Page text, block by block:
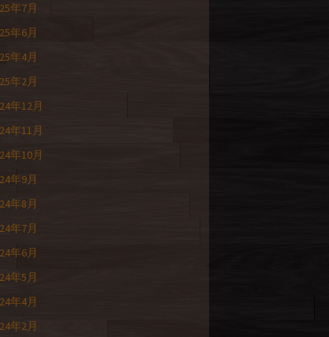
年7月
年6月
年4月
年2月
年12月
年11月
年10月
年9月
年8月
年7月
年6月
年5月
年4月
年2月